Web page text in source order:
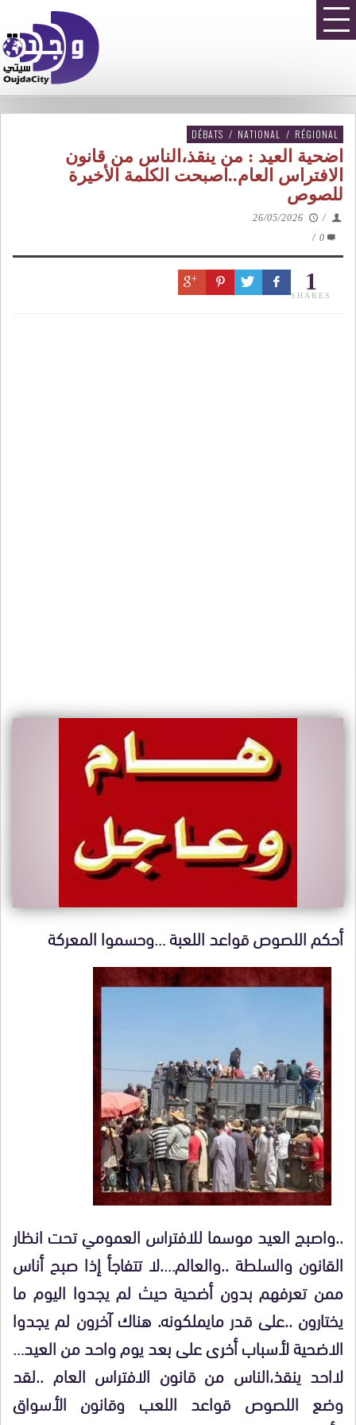
DÉBATS / NATIONAL / RÉGIONAL
اضحية العيد : من ينقذ،الناس من قانون
الافتراس العام..اصبحت الكلمة الأخيرة
للصوص
/
26/05/2026
0
/
1
SHARES
أحكم اللصوص قواعد اللعبة …وحسموا المعركة
..واصبج العيد موسما للافتراس العمومي تحت انظار
القانون والسلطة ..والعالم….لا تتفاجأ إذا صبح أناس
ممن تعرفهم بدون أضحية حيث لم يجدوا اليوم ما
يختارون ..على قدر مايملكونه. هناك آخرون لم يجدوا
الاضحية لأسباب أخرى على بعد يوم واحد من العيد…
لااحد ينقذ،الناس من قانون الافتراس العام ..لقد
وضع اللصوص قواعد اللعب وقانون الأسواق